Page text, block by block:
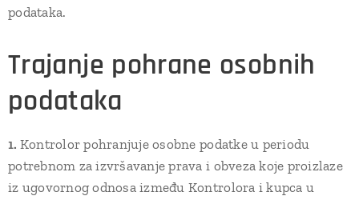
podataka.
Trajanje pohrane osobnih
podataka
1. Kontrolor pohranjuje osobne podatke u periodu
potrebnom za izvršavanje prava i obveza koje proizlaze
iz ugovornog odnosa između Kontrolora i kupca u